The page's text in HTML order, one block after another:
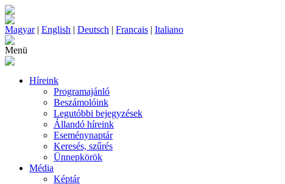
Magyar| English | Deutsch | Francais | Italiano
Menü
Híreink
Programajánló
Beszámolóink
Legutóbbi bejegyzések
Állandó híreink
Eseménynaptár
Keresés, szűrés
Ünnepkörök
Média
Képtár